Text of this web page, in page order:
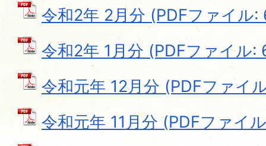
令和2年 2月分 (PDFファイル:
令和2年 1月分 (PDFファイル:
令和元年 12月分 (PDFファイ
令和元年 11月分 (PDFファイ